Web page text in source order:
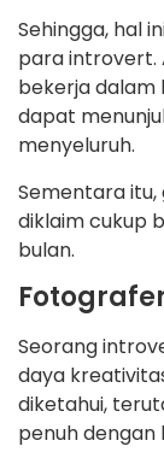
Sehingga, hal
para introvert.
bekerja dalam
dapat
menyeluruh.
Sementara
diklaim cukup
bulan.
Seorang
daya
diketahui,
penuh dengan